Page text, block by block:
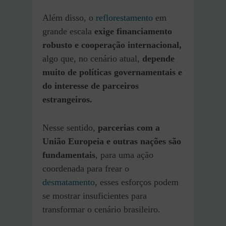
Além disso, o reflorestamento em
grande escala exige financiamento
robusto e cooperação internacional,
algo que, no cenário atual, depende
muito de políticas governamentais e
do interesse de parceiros
estrangeiros.
Nesse sentido, parcerias com a
União Europeia e outras nações são
fundamentais, para uma ação
coordenada para frear o
desmatamento, esses esforços podem
se mostrar insuficientes para
transformar o cenário brasileiro.